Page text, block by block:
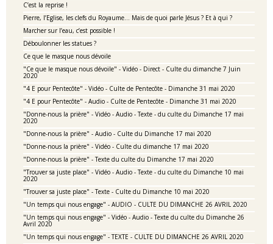
C’est la reprise !
Pierre, l’Eglise, les clefs du Royaume… Mais de quoi parle Jésus ? Et à qui ?
Marcher sur l’eau, c’est possible !
Déboulonner les statues ?
Ce que le masque nous dévoile
"Ce que le masque nous dévoile" - Vidéo - Direct - Culte du dimanche 7 Juin
2020
"4 E pour Pentecôte" - Vidéo - Culte de Pentecôte - Dimanche 31 mai 2020
"4 E pour Pentecôte" - Audio - Culte de Pentecôte - Dimanche 31 mai 2020
"Donne-nous la prière" - Vidéo - Audio - Texte - du culte du Dimanche 17 mai
2020
"Donne-nous la prière" - Audio - Culte du Dimanche 17 mai 2020
"Donne-nous la prière" - Vidéo - Culte du dimanche 17 mai 2020
"Donne-nous la prière" - Texte du culte du Dimanche 17 mai 2020
"Trouver sa juste place" - Vidéo - Audio - Texte - du culte du Dimanche 10 mai
2020
"Trouver sa juste place" - Texte - Culte du Dimanche 10 mai 2020
"Un temps qui nous engage" - AUDIO - CULTE DU DIMANCHE 26 AVRIL 2020
"Un temps qui nous engage" - Vidéo - Audio - Texte du culte du Dimanche 26
Avril 2020
"Un temps qui nous engage" - TEXTE - CULTE DU DIMANCHE 26 AVRIL 2020